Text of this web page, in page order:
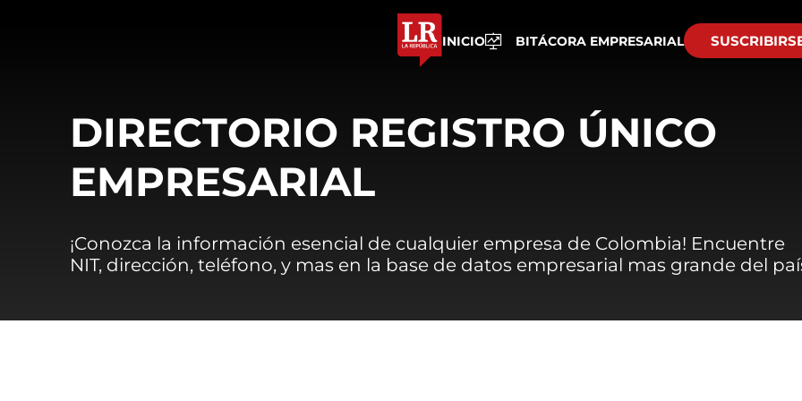
INICIO BITÁCORA EMPRESARIAL
DIRECTORIO REGISTRO ÚNICO
EMPRESARIAL
¡Conozca la información esencial de cualquier empresa de Colombia! Encuentre
NIT, dirección, teléfono, y mas en la base de datos empresarial mas grande del